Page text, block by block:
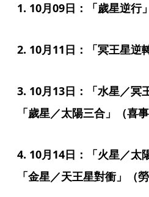
1. 10月09日：「歲星逆行
2. 10月11日：「冥王星逆
3. 10月13日：「水星／冥
「歲星／太陽三合」（喜事
4. 10月14日：「火星／太
「金星／天王星對衝」（